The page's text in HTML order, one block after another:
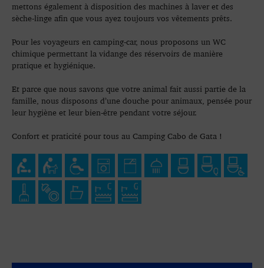
mettons également à disposition des machines à laver et des
sèche-linge afin que vous ayez toujours vos vêtements prêts.
Pour les voyageurs en camping-car, nous proposons un WC
chimique permettant la vidange des réservoirs de manière
pratique et hygiénique.
Et parce que nous savons que votre animal fait aussi partie de la
famille, nous disposons d’une douche pour animaux, pensée pour
leur hygiène et leur bien-être pendant votre séjour.
Confort et praticité pour tous au Camping Cabo de Gata !